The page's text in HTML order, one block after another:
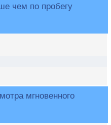
чем по пробегу
мгновенного